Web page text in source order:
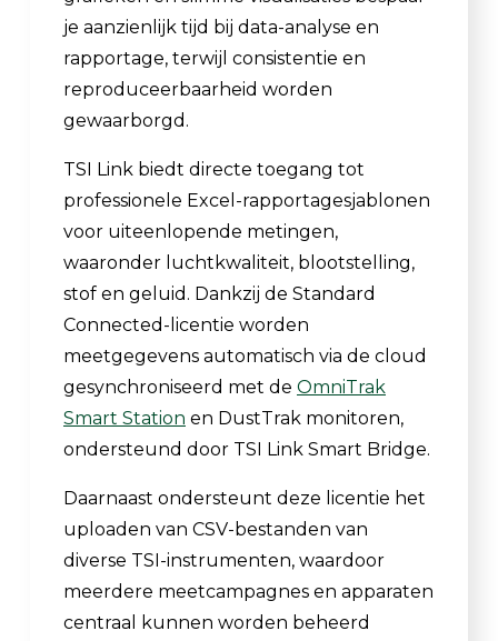
je aanzienlijk tijd bij data-analyse en
rapportage, terwijl consistentie en
reproduceerbaarheid worden
gewaarborgd.
TSI Link biedt directe toegang tot
professionele Excel-rapportagesjablonen
voor uiteenlopende metingen,
waaronder luchtkwaliteit, blootstelling,
stof en geluid. Dankzij de Standard
Connected-licentie worden
meetgegevens automatisch via de cloud
gesynchroniseerd met de OmniTrak
Smart Station en DustTrak monitoren,
ondersteund door TSI Link Smart Bridge.
Daarnaast ondersteunt deze licentie het
uploaden van CSV-bestanden van
diverse TSI-instrumenten, waardoor
meerdere meetcampagnes en apparaten
centraal kunnen worden beheerd